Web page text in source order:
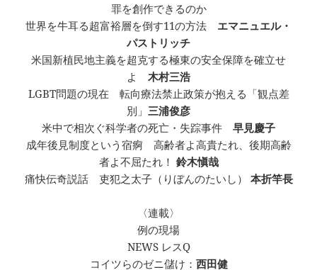
罪を創作できるのか
世界を牛耳る超富裕層を倒す11の方法 エマニュエル・
パストリッチ
米国新植民地主義を超克する極東の安全保障を確立せ
よ 木村三浩
LGBT問題の現在 転向療法禁止政策が抱える「観点差
別」 三浦俊彦
米中で相次ぐ科学者の死亡・失踪事件 早見慶子
成年後見制度という宿痾 高齢者よ高貴たれ、後期高齢
者よ不屈たれ！ 鈴木愼哉
痛快伝奇説話 吏犯之太子（りぼんのたいし） 本折竿長
〈連載〉
例の現場
NEWS レスQ
コイツらのゼニ儲け： 西田健